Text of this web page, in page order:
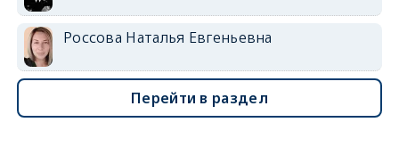
Россова Наталья Евгеньевна
Перейти в раздел